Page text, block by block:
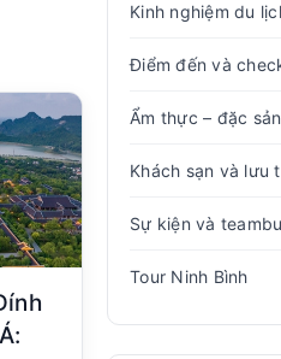
Kinh nghiệm du
Điểm đến và
Ẩm thực – đặc sản
Khách sạn và lưu
Sự kiện và
Tour Ninh Bình